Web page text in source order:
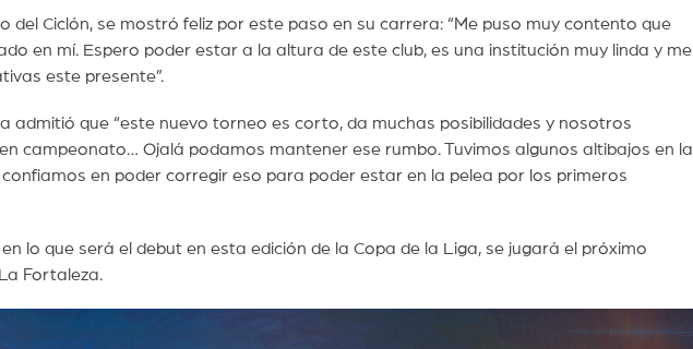
del Ciclón, se mostró feliz por este paso en su carrera: “Me puso muy contento que
en mí. Espero poder estar a la altura de este club, es una institución muy linda y me
este presente”.
admitió que “este nuevo torneo es corto, da muchas posibilidades y nosotros
campeonato… Ojalá podamos mantener ese rumbo. Tuvimos algunos altibajos en la
en poder corregir eso para poder estar en la pelea por los primeros
lo que será el debut en esta edición de la Copa de la Liga, se jugará el próximo
Fortaleza.